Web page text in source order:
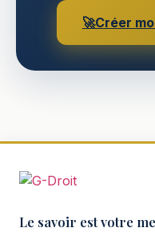
🚀Créer
Le savoir est votre